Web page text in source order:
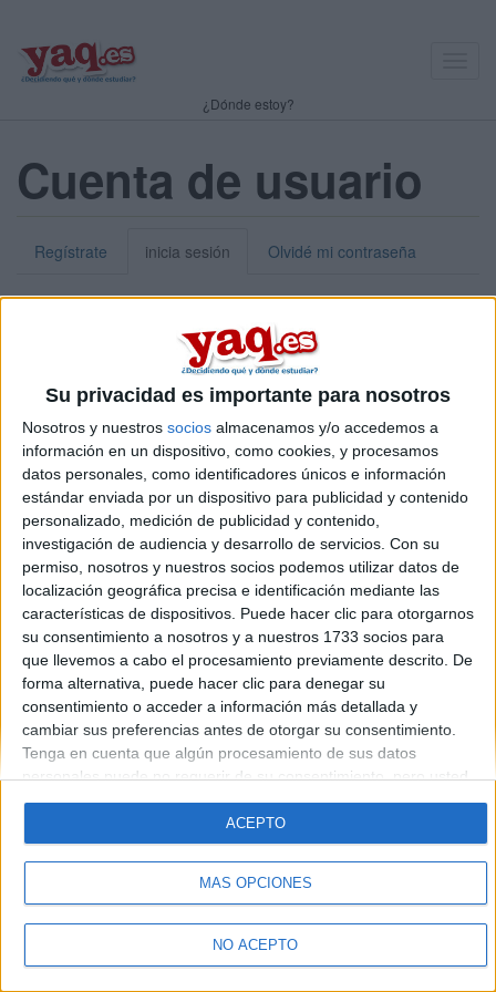
Su privacidad es importante para nosotros
Nosotros y nuestros socios almacenamos y/o accedemos a
información en un dispositivo, como cookies, y procesamos
datos personales, como identificadores únicos e información
estándar enviada por un dispositivo para publicidad y contenido
personalizado, medición de publicidad y contenido,
investigación de audiencia y desarrollo de servicios. Con su
permiso, nosotros y nuestros socios podemos utilizar datos de
localización geográfica precisa e identificación mediante las
características de dispositivos. Puede hacer clic para otorgarnos
su consentimiento a nosotros y a nuestros 1733 socios para
que llevemos a cabo el procesamiento previamente descrito. De
forma alternativa, puede hacer clic para denegar su
consentimiento o acceder a información más detallada y
cambiar sus preferencias antes de otorgar su consentimiento.
Tenga en cuenta que algún procesamiento de sus datos
personales puede no requerir de su consentimiento, pero usted
tiene el derecho de rechazar tal procesamiento. Sus
preferencias se aplicarán solo a este sitio web. Puede cambiar
sus preferencias o retirar su consentimiento en cualquier
momento volviendo a este sitio y haciendo clic en el botón
"Privacidad" en la parte inferior de la página web.
MÁS OPCIONES
NO ACEPTO
ACEPTO
¿Dónde estoy?
Cuenta de usuario
Regístrate inicia sesión Olvidé mi contraseña
Puedes iniciar sesión introduciendo tu nombre de usuario o tu
dirección de correo electrónico.
Contraseña:*
Introduce la contraseña que acompaña a tu nombre de usuario
Quiénes somos|Contactar |Anúnciate
Aviso legal|Politica de privacidad|Condiciones generales
de cookies
© 2003-2026Compás Mediterráneo S.L.- Diego de León 47 - 28006
Madrid [ESPAÑA] - Tel. +34 91 593 2767